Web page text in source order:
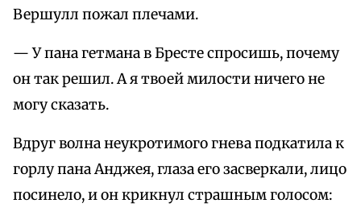
Вершулл пожал плечами.
— У пана гетмана в Бресте спросишь, почему
он так решил. А я твоей милости ничего не
могу сказать.
Вдруг волна неукротимого гнева подкатила к
горлу пана Анджея, глаза его засверкали, лицо
посинело, и он крикнул страшным голосом: